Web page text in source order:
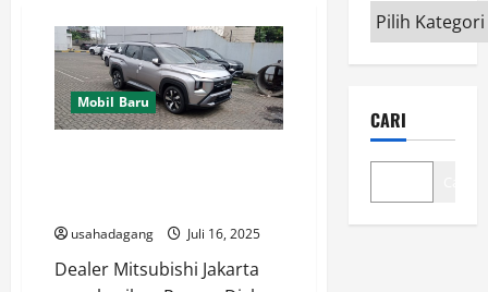
Mobil Baru
usahadagang Juli 16, 2025
Dealer Mitsubishi Jakarta
Beli
Produk
&
disini
CARI